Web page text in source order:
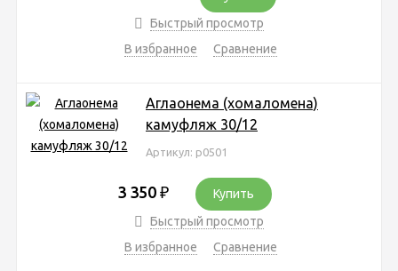
Быстрый просмотр
В избранное
Сравнение
Аглаонема (хомаломена)
камуфляж 30/12
Артикул: р0501
3 350 ₽
Купить
Быстрый просмотр
В избранное
Сравнение